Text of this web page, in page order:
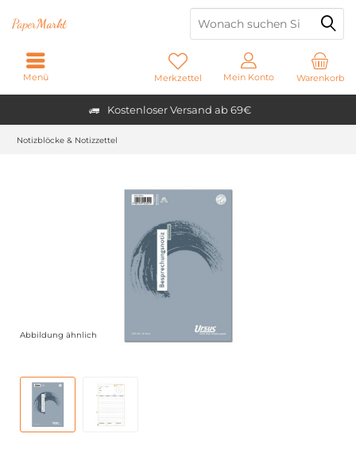
Kostenloser Versand ab 69€
PaperMarkt
Warenkorb
Merkzettel Mein Konto
Menü
Notizblöcke & Notizzettel
Abbildung ähnlich